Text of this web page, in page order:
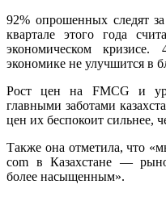
92% опрошенных следят
квартале этого года
экономическом
экономике не улучшится в
Рост цен на FMCG и
главными заботами
цен их беспокоит сильнее,
Также она отметила, что
com в Казахстане —
более насыщенным».